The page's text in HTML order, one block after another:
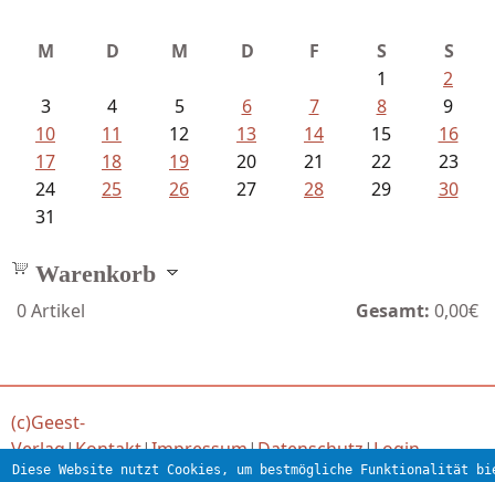
M D M D F S
S
1
2
3
4 5 6 7 8
9
10
11 12 13 14 15
16
17
18 19 20 21 22
23
24
25 26 27 28 29
30
31
Warenkorb
0Artikel Gesamt: 0,00€
(c)Geest-
Verlag|Kontakt|Impressum|Datenschutz|Login
Diese Website nutzt Cookies, um bestmögliche Funktionalität